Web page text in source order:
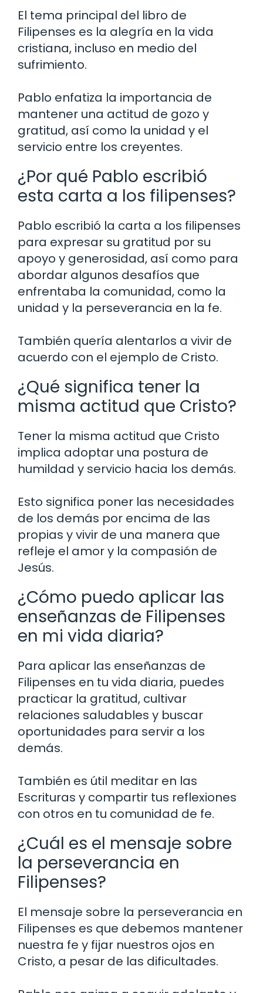
El tema principal del libro de
Filipenses es la alegría en la vida
cristiana, incluso en medio del
sufrimiento.
Pablo enfatiza la importancia de
mantener una actitud de gozo y
gratitud, así como la unidad y el
servicio entre los creyentes.
¿Por qué Pablo escribió
esta carta a los filipenses?
Pablo escribió la carta a los filipenses
para expresar su gratitud por su
apoyo y generosidad, así como para
abordar algunos desafíos que
enfrentaba la comunidad, como la
unidad y la perseverancia en la fe.
También quería alentarlos a vivir de
acuerdo con el ejemplo de Cristo.
¿Qué significa tener la
misma actitud que Cristo?
Tener la misma actitud que Cristo
implica adoptar una postura de
humildad y servicio hacia los demás.
Esto significa poner las necesidades
de los demás por encima de las
propias y vivir de una manera que
refleje el amor y la compasión de
Jesús.
¿Cómo puedo aplicar las
enseñanzas de Filipenses
en mi vida diaria?
Para aplicar las enseñanzas de
Filipenses en tu vida diaria, puedes
practicar la gratitud, cultivar
relaciones saludables y buscar
oportunidades para servir a los
demás.
También es útil meditar en las
Escrituras y compartir tus reflexiones
con otros en tu comunidad de fe.
¿Cuál es el mensaje sobre
la perseverancia en
Filipenses?
El mensaje sobre la perseverancia en
Filipenses es que debemos mantener
nuestra fe y fijar nuestros ojos en
Cristo, a pesar de las dificultades.